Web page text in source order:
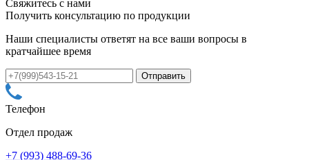
Свяжитесь с нами
Получить консультацию по продукции
Наши специалисты ответят на все ваши вопросы в
кратчайшее время
Телефон
Отдел продаж
+7 (993) 488-69-36